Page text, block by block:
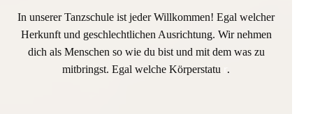
In unserer Tanzschule ist jeder Willkommen! Egal welcher
Herkunft und geschlechtlichen Ausrichtung. Wir nehmen
dich als Menschen so wie du bist und mit dem was zu
mitbringst. Egal welche Körperstatu
.